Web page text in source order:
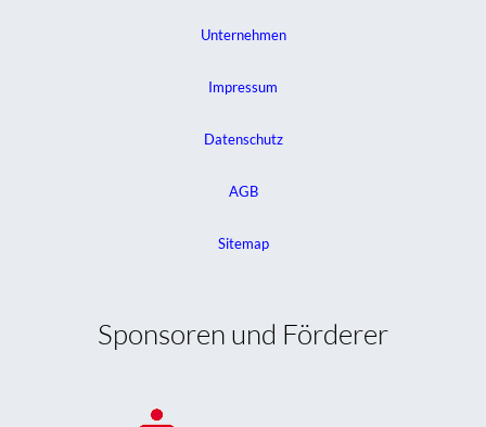
Unternehmen
Impressum
Datenschutz
AGB
Sitemap
Sponsoren und Förderer